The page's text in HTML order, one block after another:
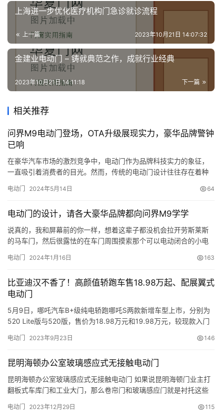
上海进一步优化医疗机构门急诊就诊流程
上一篇 2023年10月21日 14:07:32
金建业电动门 – 铸就典范之作，成就行业经典
下一篇
2023年10月21日 14:11:18
相关推荐
问界M9电动门登场，OTA升级展现实力，豪华品牌警钟
已响
在豪华汽车市场的激烈竞争中，电动门作为品牌科技实力的象征，
一直吸引着消费者的目光。然而，传统的电动门设计往往存在着种
电动门不仅在设计上突破传统，更在实用性、科技感与用户体验上
豪华出行的同时，也能持续感受到技术的创新与进步。豪华品牌是
时候…
电动门 2024年5月14日 64
电动门的设计，请各大豪华品牌都向问界M9学学
说真的，我和屏幕前的你一样，想着这辈子都没机会拉开劳斯莱斯
的马车门，然后很露怯的在车门周围摸索那个可以电动闭合的小电
我的小心思就再也没有离开问界M9的车门，于是第一时间进店好好
了下，问界M9确实在门上花了很多心思，容我慢慢道来…
电动门 2024年1月16日 163
比亚迪汉不香了！高颜值轿跑车售18.98万起、配展翼式
电动门
5月9日，哪吒汽车B+级纯电轿跑哪吒S两款新增车型上市，分别为
520 Lite版与520版，售价为18.98万元和19.98万元，较现款入门
况续航里程可达520km，搭载了NETA PILOT2.5高阶智能辅助驾驶
权益。 新车座舱内搭载…
电动门 2023年9月23日 146
昆明海顿办公室玻璃感应式无接触电动门
昆明海顿办公室玻璃感应式无接触电动门 如果说昆明海顿门业主打
翻板式车库门和工业大门，那么卷帘门和玻璃感应门就是衬托这些
电动门 2023年12月29日 115